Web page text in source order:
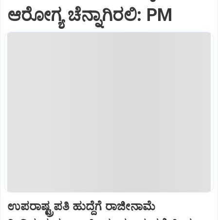
ಆರೋಗ್ಯ ಚೆನ್ನಾಗಿರಲಿ: PM
ಉಪರಾಷ್ಟ್ರಪತಿ ಹುದ್ದೆಗೆ ರಾಜೀನಾಮೆ